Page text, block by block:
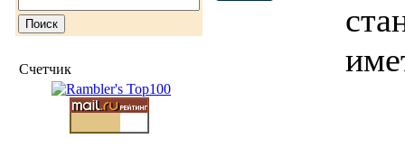
Счетчик